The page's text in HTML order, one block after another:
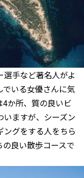
手など著名人がよ
でいる女優さんに気
か所、質の良いビ
ますが、シーズン
グをする人をちら
良い散歩コースで